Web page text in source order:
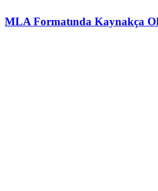
MLA Formatında Kaynakça